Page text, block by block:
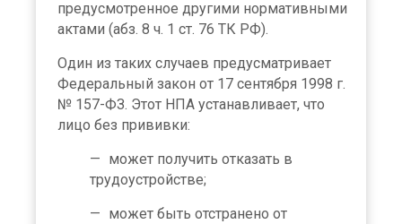
предусмотренное другими нормативными
актами (абз. 8 ч. 1 ст. 76 ТК РФ).
Один из таких случаев предусматривает
Федеральный закон от 17 сентября 1998 г.
№ 157-ФЗ. Этот НПА устанавливает, что
лицо без прививки:
может получить отказать в
трудоустройстве;
может быть отстранено от